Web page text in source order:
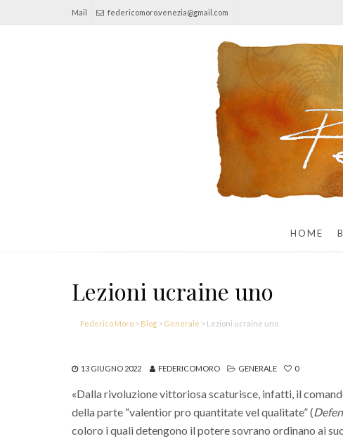
Mail federicomoro.venezia@gmail.com
HOME
Lezioni ucraine uno
Federico Moro > Blog > Generale > Lezioni ucraine uno
13 GIUGNO 2022 FEDERICOMORO GENERALE 0
«Dalla rivoluzione vittoriosa scaturisce, infatti, il
della parte “valentior pro quantitate vel qualitate” (
coloro i quali detengono il potere sovrano ordinano ai